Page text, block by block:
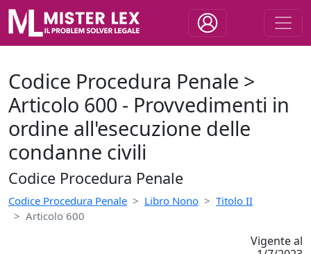
Codice Procedura Penale >
Articolo 600 - Provvedimenti in
ordine all'esecuzione delle
condanne civili
Codice Procedura Penale
Codice Procedura Penale Libro Nono
Titolo II
Articolo 600
Vigente al